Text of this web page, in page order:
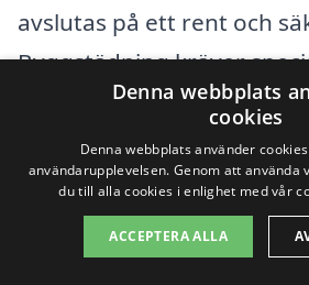
avslutas på ett rent och
Byggstädning kräver
och ofta professionell
bort allt byggavfall och
letar efter företag som
tjänst, bör du också
närliggande städer. Det
Denna webbplats
cookies
Denna webbplats använder
användarupplevelsen. Genom att använda
du till alla cookies i enlighet med vår
ACCEPTERA ALLA